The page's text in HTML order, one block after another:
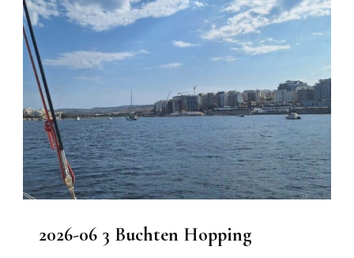
2026-06 3 Buchten Hopping